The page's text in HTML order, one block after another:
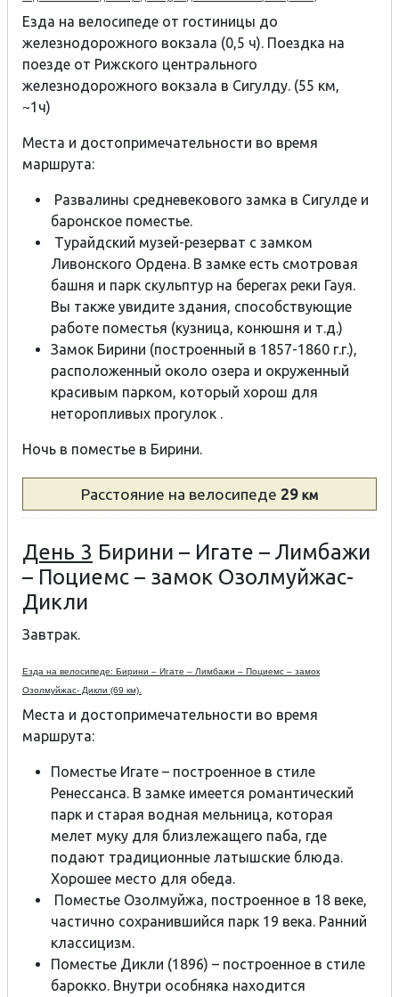
Езда на велосипеде от гостиницы до
железнодорожного вокзала (0,5 ч). Поездка на
поезде от Рижского центрального
железнодорожного вокзала в Сигулду. (55 км,
~1ч)
Места и достопримечательности во время
маршрута:
Развалины средневекового замка в Сигулде и
баронское поместье.
Турайдский музей-резерват с замком
Ливонского Ордена. В замке есть смотровая
башня и парк скульптур на берегах реки Гауя.
Вы также увидите здания, способствующие
работе поместья (кузница, конюшня и т.д.)
Замок Бирини (построенный в 1857-1860 г.г.),
расположенный около озера и окруженный
красивым парком, который хорош для
неторопливых прогулок .
Ночь в поместье в Бирини.
Расстояние на велосипеде 29 км
День 3 Бирини – Игате – Лимбажи
– Поциемс – замок Озолмуйжас-
Дикли
Завтрак.
Езда на велосипеде: Бирини – Игате – Лимбажи – Поциемс – замок
Озолмуйжас- Дикли (69 км).
Места и достопримечательности во время
маршрута:
Поместье Игате – построенное в стиле
Ренессанса. В замке имеется романтический
парк и старая водная мельница, которая
мелет муку для близлежащего паба, где
подают традиционные латышские блюда.
Хорошее место для обеда.
Поместье Озолмуйжа, построенное в 18 веке,
частично сохранившийся парк 19 века. Ранний
классицизм.
Поместье Дикли (1896) – построенное в стиле
барокко. Внутри особняка находится